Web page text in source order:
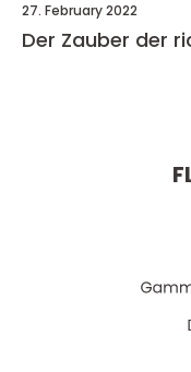
27. February 2022
Der Zauber der